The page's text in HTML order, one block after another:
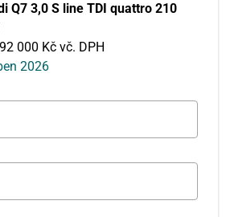
Q7 3,0 S line TDI quattro 210
000 Kč vč. DPH
2026